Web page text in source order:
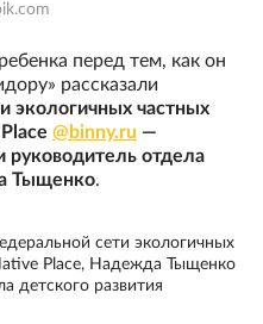
перед тем, как он
рассказали
экологичных частных
@binny.ru —
руководитель отдела
Тыщенко.
сети экологичных
Place, Надежда Тыщенко
детского развития